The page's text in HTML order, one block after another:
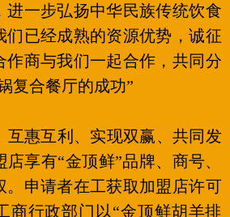
进一步弘扬中华民族传统饮食
们已经成熟的资源优势，诚征
作商与我们一起合作，共同分
复合餐厅的成功”
惠互利、实现双赢、共同发
享有“金顶鲜”品牌、商号、
申请者在工获取加盟店许可
商行政部门以“金顶鲜胡羊排